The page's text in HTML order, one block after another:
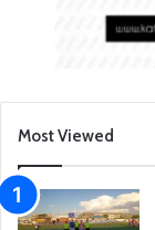
Most Viewed